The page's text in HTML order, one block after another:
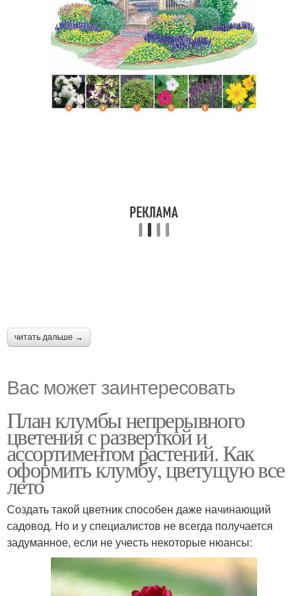
читать дальше →
Вас может заинтересовать
План клумбы непрерывного
цветения с разверткой и
ассортиментом растений. Как
оформить клумбу, цветущую все
лето
Создать такой цветник способен даже начинающий
садовод. Но и у специалистов не всегда получается
задуманное, если не учесть некоторые нюансы: